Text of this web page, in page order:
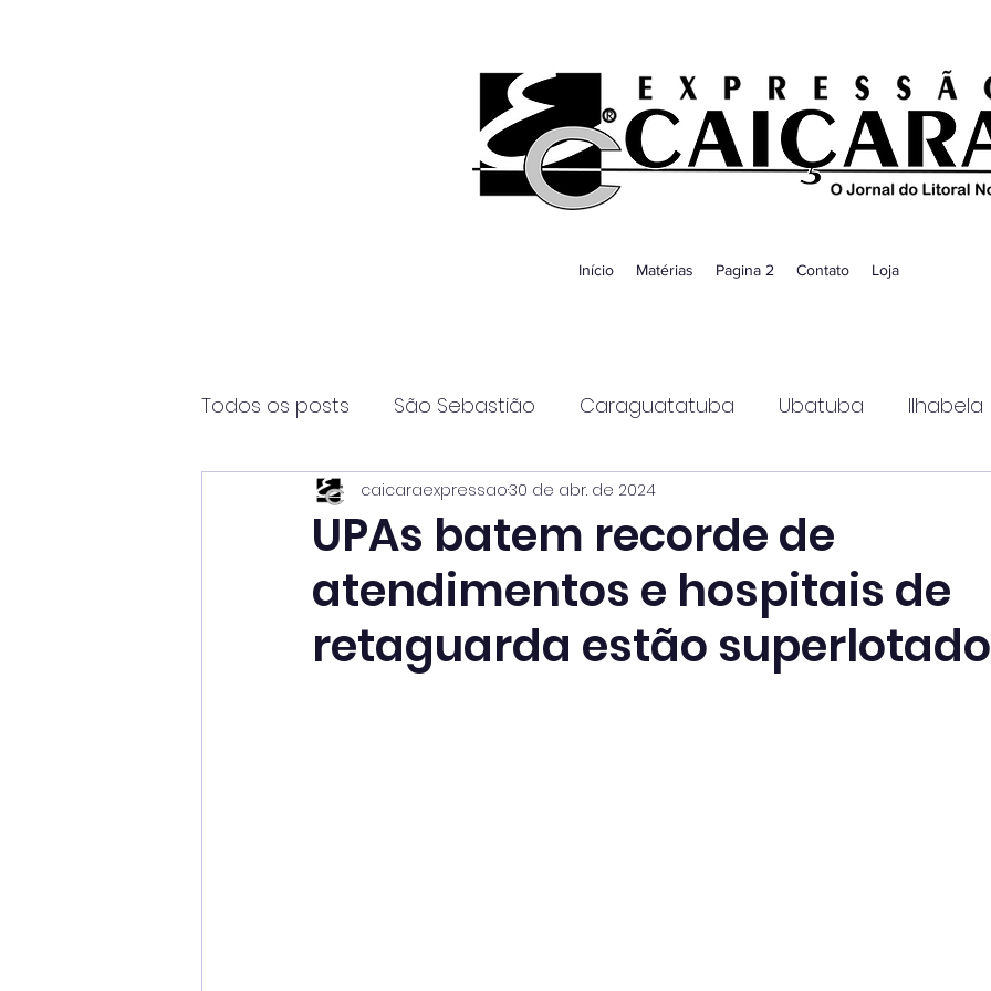
Início Matérias Pagina 2 Contato Loja
Todos os posts São Sebastião Caraguatatuba Ubatuba Ilhabela
Página2 Itanhaém Guaratinguetá
UPAs batem recorde de
atendimentos e hospitais de
retaguarda estão
caicaraexpressao30 de abr. de 2024